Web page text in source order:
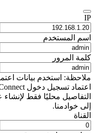
IP
اسم المستخدم
كلمة المرور
ملاحظة: استخدم بيانات
إلى خوادمنا.
القناة